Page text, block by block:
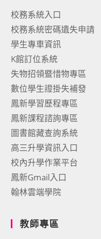
校務系統入口
校務系統密碼遺失申請
學生專車資訊
K館訂位系統
失物招領暨惜物專區
數位學生證掛失補發
鳳新學習歷程專區
鳳新課程諮詢專區
圖書館藏查詢系統
高三升學資訊入口
校內升學作業平台
鳳新Gmail入口
翰林雲端學院
教師專區